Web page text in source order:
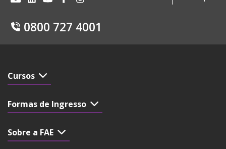
0800 727 4001
Cursos
Formas de Ingresso
Sobre a FAE